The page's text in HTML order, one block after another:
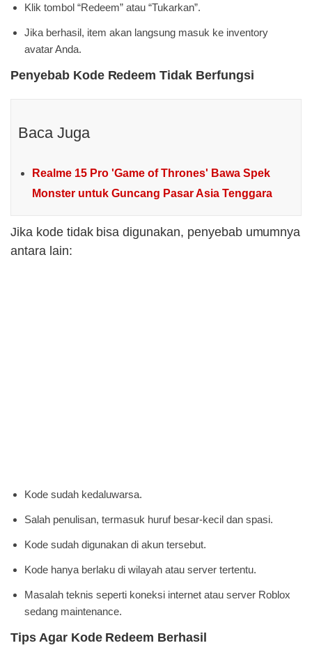
Klik tombol “Redeem” atau “Tukarkan”.
Jika berhasil, item akan langsung masuk ke inventory
avatar Anda.
Penyebab Kode Redeem Tidak Berfungsi
Baca Juga
Realme 15 Pro 'Game of Thrones' Bawa Spek
Monster untuk Guncang Pasar Asia Tenggara
Jika kode tidak bisa digunakan, penyebab umumnya
antara lain:
Kode sudah kedaluwarsa.
Salah penulisan, termasuk huruf besar-kecil dan spasi.
Kode sudah digunakan di akun tersebut.
Kode hanya berlaku di wilayah atau server tertentu.
Masalah teknis seperti koneksi internet atau server Roblox
sedang maintenance.
Tips Agar Kode Redeem Berhasil